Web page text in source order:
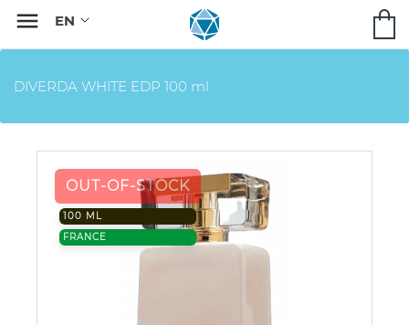

DIVERDA WHITE EDP 100 ml
OUT-OF-STOCK
100 ML
FRANCE